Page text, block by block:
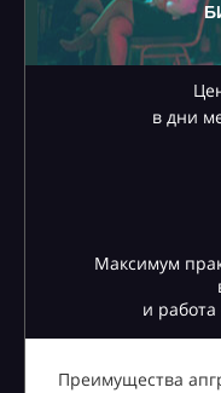
в дни
Максимум
и
Преимущества